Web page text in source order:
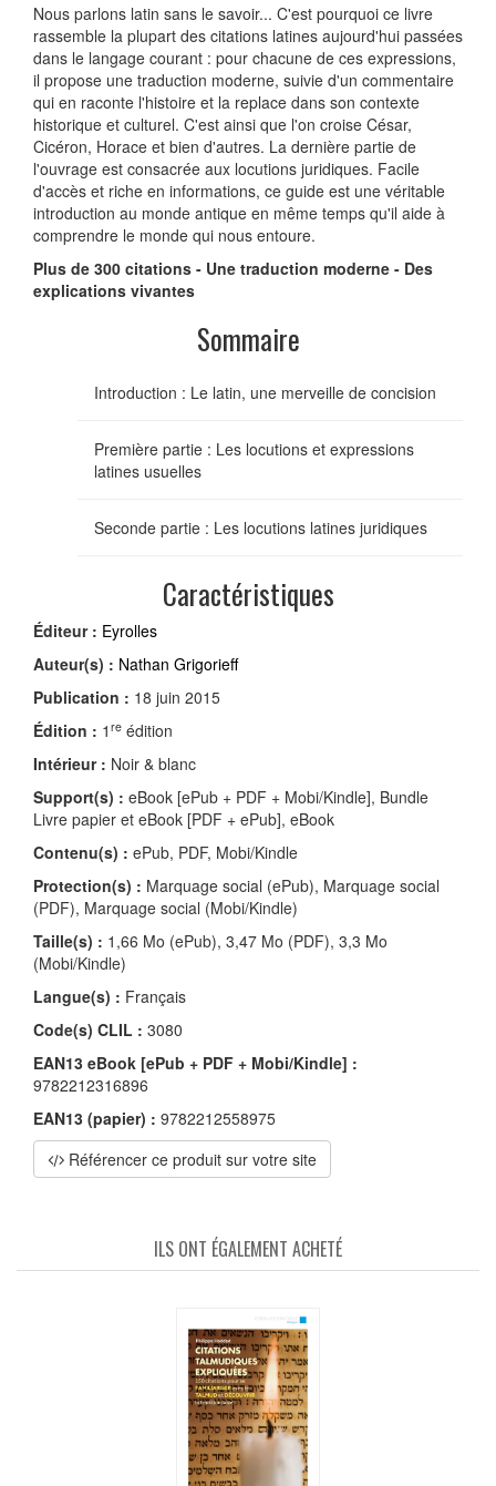
Nous parlons latin sans le savoir... C'est pourquoi ce livre
rassemble la plupart des citations latines aujourd'hui passées
dans le langage courant : pour chacune de ces expressions,
il propose une traduction moderne, suivie d'un commentaire
qui en raconte l'histoire et la replace dans son contexte
historique et culturel. C'est ainsi que l'on croise César,
Cicéron, Horace et bien d'autres. La dernière partie de
l'ouvrage est consacrée aux locutions juridiques. Facile
d'accès et riche en informations, ce guide est une véritable
introduction au monde antique en même temps qu'il aide à
comprendre le monde qui nous entoure.
Plus de 300 citations - Une traduction moderne - Des
explications vivantes
Sommaire
Introduction : Le latin, une merveille de concision
Première partie : Les locutions et expressions
latines usuelles
Seconde partie : Les locutions latines juridiques
Caractéristiques
Éditeur : Eyrolles
Auteur(s) : Nathan Grigorieff
Publication : 18 juin 2015
Édition : 1 re édition
Intérieur : Noir & blanc
Support(s) : eBook [ePub + PDF + Mobi/Kindle], Bundle
Livre papier et eBook [PDF + ePub], eBook
Contenu(s) : ePub, PDF, Mobi/Kindle
Protection(s) : Marquage social (ePub), Marquage social
(PDF), Marquage social (Mobi/Kindle)
Taille(s) : 1,66 Mo (ePub), 3,47 Mo (PDF), 3,3 Mo
(Mobi/Kindle)
Langue(s) : Français
Code(s) CLIL : 3080
EAN13 eBook [ePub + PDF + Mobi/Kindle] :
9782212316896
EAN13 (papier) : 9782212558975
Référencer ce produit sur votre site
ILS ONT ÉGALEMENT ACHETÉ